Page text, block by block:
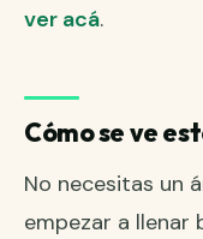
ver acá.
Cómo se ve
No necesitas un
empezar a llenar